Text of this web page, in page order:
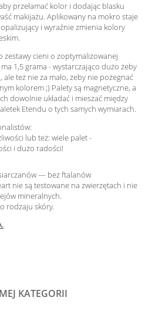
przełamać kolor i dodając blasku
makijażu. Aplikowany na mokro staje
i wyraźnie zmienia kolory
zestawy cieni o zoptymalizowanej
1,5 grama - wystarczająco dużo żeby
ale też nie za mało, żeby nie pożegnać
kolorem ;) Palety są magnetyczne, a
dowolnie układać i mieszać między
Etendu o tych samych wymiarach.
lub też: wiele palet -
i dużo radości!
— bez ftalanów
nie są testowane na zwierzętach i nie
mineralnych.
rodzaju skóry.
KATEGORII